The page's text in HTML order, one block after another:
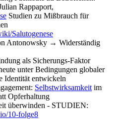
Rappaport,
Studien zu Mißbrauch für
Salutogenese
Antonowsky → Widerständig
als Sicherungs-Faktor
unter Bedingungen globaler
Identität entwickeln
Selbstwirksamkeit im
Opferhaltung
überwinden - STUDIEN:
10-folge8